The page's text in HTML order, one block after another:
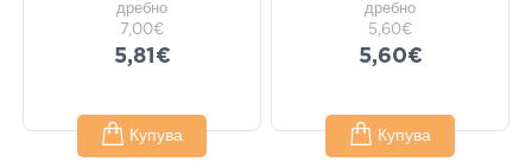
дребно
7,00€
5,81€
Купува
дребно
5,60€
5,60€
Купува